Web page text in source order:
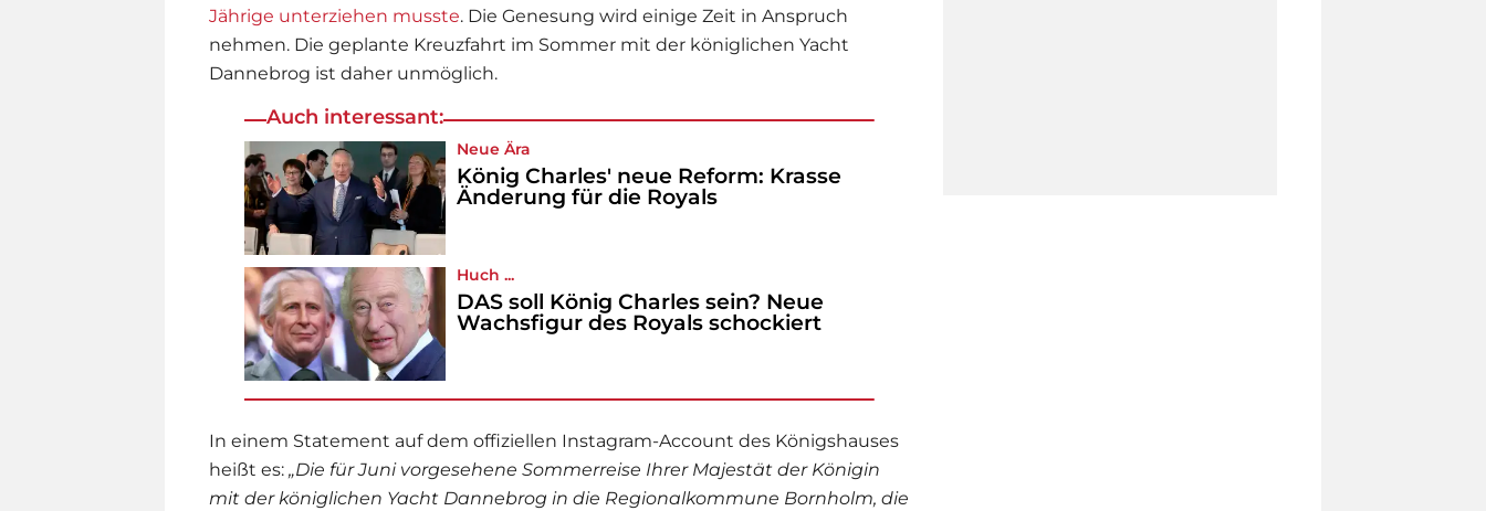
Jährige unterziehen musste. Die Genesung wird einige Zeit in Anspruch
nehmen. Die geplante Kreuzfahrt im Sommer mit der königlichen Yacht
Dannebrog ist daher unmöglich.
Auch interessant:
Neue Ära
König Charles' neue Reform: Krasse
Änderung für die Royals
Huch ...
DAS soll König Charles sein? Neue
Wachsfigur des Royals schockiert
In einem Statement auf dem offiziellen Instagram-Account des Königshauses
heißt es: „Die für Juni vorgesehene Sommerreise Ihrer Majestät der Königin
mit der königlichen Yacht Dannebrog in die Regionalkommune Bornholm, die